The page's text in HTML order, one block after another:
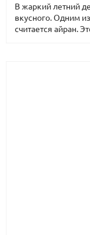
В жаркий летний
вкусного. Одним
считается айран.